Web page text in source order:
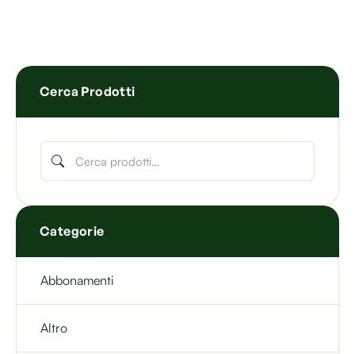
Cerca Prodotti
Categorie
Abbonamenti
Altro